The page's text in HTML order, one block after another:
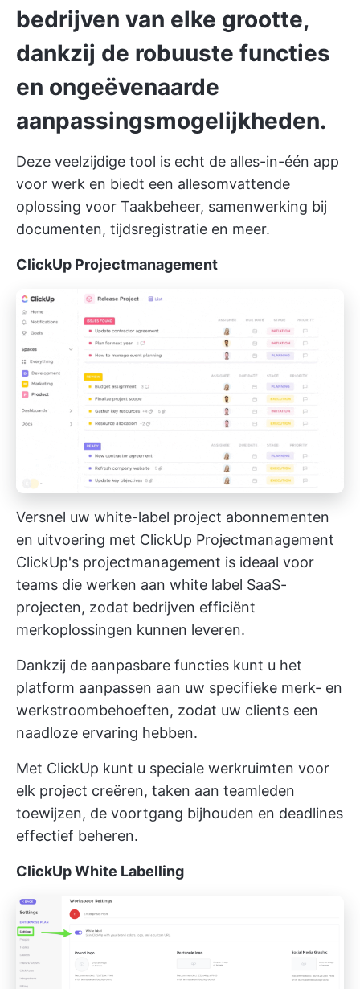
bedrijven van elke grootte,
dankzij de robuuste functies
en ongeëvenaarde
aanpassingsmogelijkheden.
Deze veelzijdige tool is echt de alles-in-één app
voor werk en biedt een allesomvattende
oplossing voor Taakbeheer, samenwerking bij
documenten, tijdsregistratie en meer.
ClickUp Projectmanagement
Versnel uw white-label project abonnementen
en uitvoering met ClickUp Projectmanagement
ClickUp's projectmanagement is ideaal voor
teams die werken aan white label SaaS-
projecten, zodat bedrijven efficiënt
merkoplossingen kunnen leveren.
Dankzij de aanpasbare functies kunt u het
platform aanpassen aan uw specifieke merk- en
werkstroombehoeften, zodat uw clients een
naadloze ervaring hebben.
Met ClickUp kunt u speciale werkruimten voor
elk project creëren, taken aan teamleden
toewijzen, de voortgang bijhouden en deadlines
effectief beheren.
ClickUp White Labelling